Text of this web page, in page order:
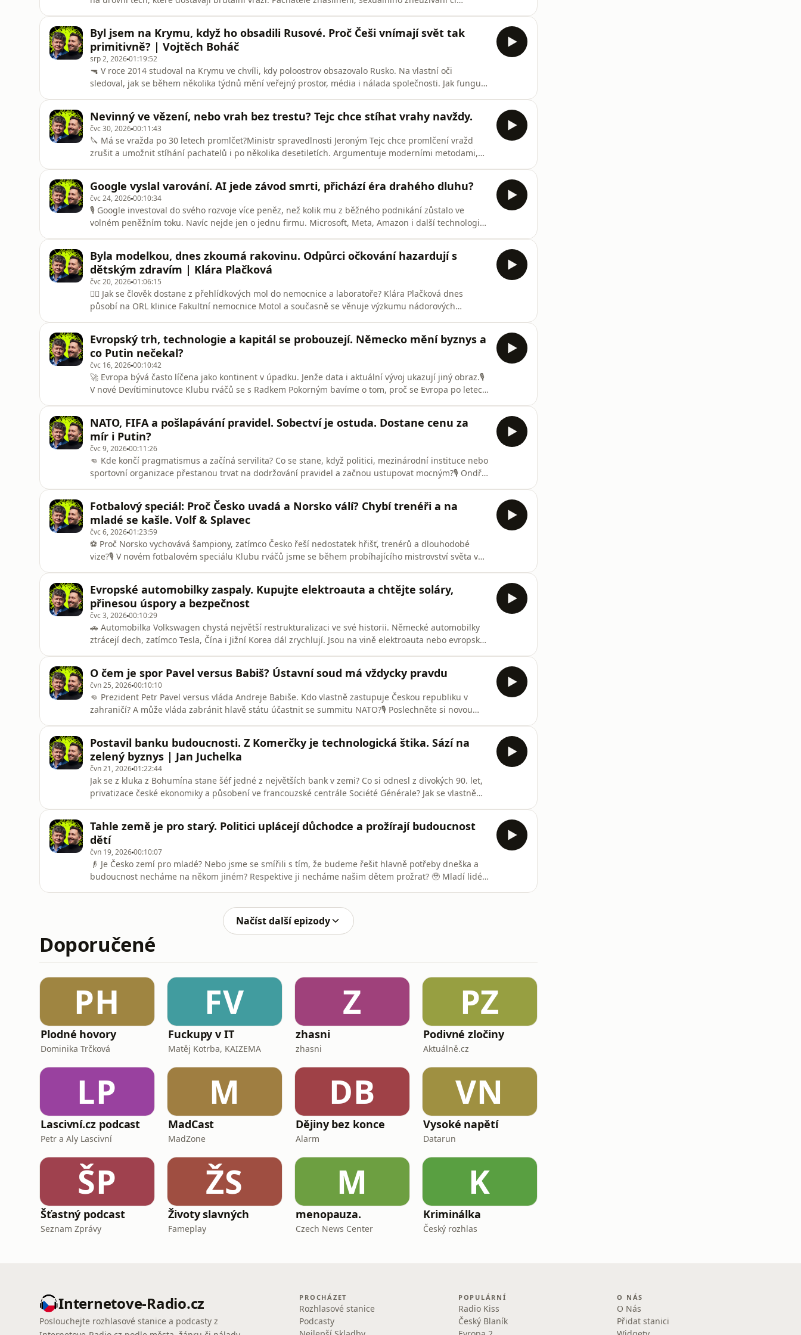
takové rozdíly vypovídají o české trestní politice? Jsou peníze a majetek chráněny důsledněji než
lidský život, svob
Byl jsem na Krymu, když ho obsadili Rusové. Proč Češi vnímají svět tak
primitivně? | Vojtěch Boháč
srp 2, 202601:19:52
🔫 V roce 2014 studoval na Krymu ve chvíli, kdy poloostrov obsazovalo Rusko. Na vlastní oči
sledoval, jak se během několika týdnů mění veřejný prostor, média i nálada společnosti. Jak funguje
reportér, publicista
Nevinný ve vězení, nebo vrah bez trestu? Tejc chce stíhat vrahy navždy.
čvc 30, 202600:11:43
🔪 Má se vražda po 30 letech promlčet?Ministr spravedlnosti Jeroným Tejc chce promlčení vražd
zrušit a umožnit stíhání pachatelů i po několika desetiletích. Argumentuje moderními metodami,
změnil celý přístup spol
Google vyslal varování. AI jede závod smrti, přichází éra drahého dluhu?
čvc 24, 202600:10:34
🎙️ Google investoval do svého rozvoje více peněz, než kolik mu z běžného podnikání zůstalo ve
volném peněžním toku. Navíc nejde jen o jednu firmu. Microsoft, Meta, Amazon i další technologičtí
zadlužením států a
Byla modelkou, dnes zkoumá rakovinu. Odpůrci očkování hazardují s
dětským zdravím | Klára Plačková
čvc 20, 202601:06:15
💇‍♀️ Jak se člověk dostane z přehlídkových mol do nemocnice a laboratoře? Klára Plačková dnes
působí na ORL klinice Fakultní nemocnice Motol a současně se věnuje výzkumu nádorových
medicíně, o výzkumu rakoviny, významu
Evropský trh, technologie a kapitál se probouzejí. Německo mění byznys a
co Putin nečekal?
čvc 16, 202600:10:42
🚀 Evropa bývá často líčena jako kontinent v úpadku. Jenže data i aktuální vývoj ukazují jiný obraz.🎙️
V nové Devítiminutovce Klubu rváčů se s Radkem Pokorným bavíme o tom, proč se Evropa po letech
jednou z nej
NATO, FIFA a pošlapávání pravidel. Sobectví je ostuda. Dostane cenu za
mír i Putin?
čvc 9, 202600:11:26
👊 Kde končí pragmatismus a začíná servilita? Co se stane, když politici, mezinárodní instituce nebo
sportovní organizace přestanou trvat na dodržování pravidel a začnou ustupovat mocným?🎙️ Ondřej
Donalda Trumpa, důvěru v mezinárodní instituce, pomoc Ukrajině i to, proč ztráta sebeúcty a
respektu k pravid
Fotbalový speciál: Proč Česko uvadá a Norsko válí? Chybí trenéři a na
mladé se kašle. Volf & Splavec
čvc 6, 202601:23:59
⚽️ Proč Norsko vychovává šampiony, zatímco Česko řeší nedostatek hřišť, trenérů a dlouhodobé
vize?🎙️ V novém fotbalovém speciálu Klubu rváčů jsme se během probíhajícího mistrovství světa v
budoucnosti celé zem
Evropské automobilky zaspaly. Kupujte elektroauta a chtějte soláry,
přinesou úspory a bezpečnost
čvc 3, 202600:10:29
🚗 Automobilka Volkswagen chystá největší restrukturalizaci ve své historii. Německé automobilky
ztrácejí dech, zatímco Tesla, Čína i Jižní Korea dál zrychlují. Jsou na vině elektroauta nebo evropské
rozebírají, proč se evropský automobilový průmysl dostal do problémů, proč se elektromobilita
stává otázkou ekono
O čem je spor Pavel versus Babiš? Ústavní soud má vždycky pravdu
čvn 25, 202600:10:10
👊 Prezident Petr Pavel versus vláda Andreje Babiše. Kdo vlastně zastupuje Českou republiku v
zahraničí? A může vláda zabránit hlavě státu účastnit se summitu NATO?🎙️ Poslechněte si novou
spor ale teprve rozhodne a je n
Postavil banku budoucnosti. Z Komerčky je technologická štika. Sází na
zelený byznys | Jan Juchelka
čvn 21, 202601:22:44
Jak se z kluka z Bohumína stane šéf jedné z největších bank v zemi? Co si odnesl z divokých 90. let,
privatizace české ekonomiky a působení ve francouzské centrále Société Générale? Jak se vlastně
Juchelka.Jan Juc
Tahle země je pro starý. Politici uplácejí důchodce a prožírají budoucnost
dětí
čvn 19, 202600:10:07
👴 Je Česko zemí pro mladé? Nebo jsme se smířili s tím, že budeme řešit hlavně potřeby dneška a
budoucnost necháme na někom jiném? Respektive ji necháme našim dětem prožrat? 🥹 Mladí lidé
Načíst další epizody
Doporučené
PH
Plodné hovory
Dominika Trčková
FV
Fuckupy v IT
Matěj Kotrba, KAIZEMA
Z
zhasni
zhasni
PZ
Podivné zločiny
Aktuálně.cz
LP
Lascivní.cz podcast
Petr a Aly Lascivní
M
MadCast
MadZone
DB
Dějiny bez konce
Alarm
VN
Vysoké napětí
Datarun
ŠP
Šťastný podcast
Seznam Zprávy
ŽS
Životy slavných
Fameplay
M
menopauza.
Czech News Center
K
Kriminálka
Český rozhlas
Internetove-Radio.cz
Poslouchejte rozhlasové stanice a podcasty z
PROCHÁZET
Rozhlasové stanice
Podcasty
POPULÁRNÍ
Radio Kiss
Český Blaník
O NÁS
O Nás
Přidat stanici